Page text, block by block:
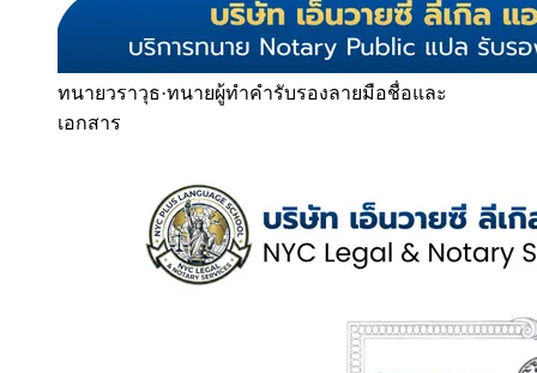
ทนายวราวุธ·ทนายผู้ทำคำรับรองลายมือชื่อและ
เอกสาร